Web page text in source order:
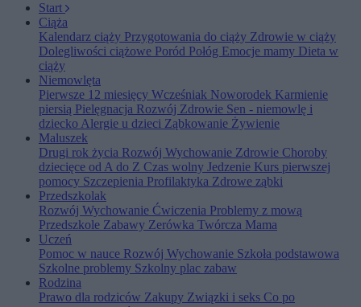
Start
Ciąża
Kalendarz ciąży Przygotowania do ciąży Zdrowie w ciąży
Dolegliwości ciążowe Poród Połóg Emocje mamy Dieta w
ciąży
Niemowlęta
Pierwsze 12 miesięcy Wcześniak Noworodek Karmienie
piersią Pielęgnacja Rozwój Zdrowie Sen - niemowlę i
dziecko Alergie u dzieci Ząbkowanie Żywienie
Maluszek
Drugi rok życia Rozwój Wychowanie Zdrowie Choroby
dziecięce od A do Z Czas wolny Jedzenie Kurs pierwszej
pomocy Szczepienia Profilaktyka Zdrowe ząbki
Przedszkolak
Rozwój Wychowanie Ćwiczenia Problemy z mową
Przedszkole Zabawy Zerówka Twórcza Mama
Uczeń
Pomoc w nauce Rozwój Wychowanie Szkoła podstawowa
Szkolne problemy Szkolny plac zabaw
Rodzina
Prawo dla rodziców Zakupy Związki i seks Co po